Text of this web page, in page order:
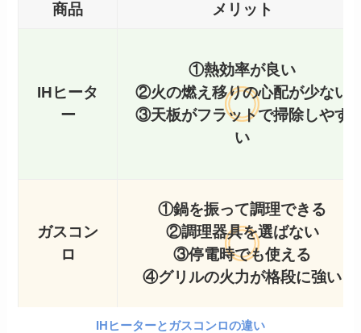
商品 メリット
IHヒータ
ー
①熱効率が良い
②火の燃え移りの心配が少ない
③天板がフラットで掃除しやす
い
ガスコン
ロ
①鍋を振って調理できる
②調理器具を選ばない
③停電時でも使える
④グリルの火力が格段に強い
IHヒーターとガスコンロの違い